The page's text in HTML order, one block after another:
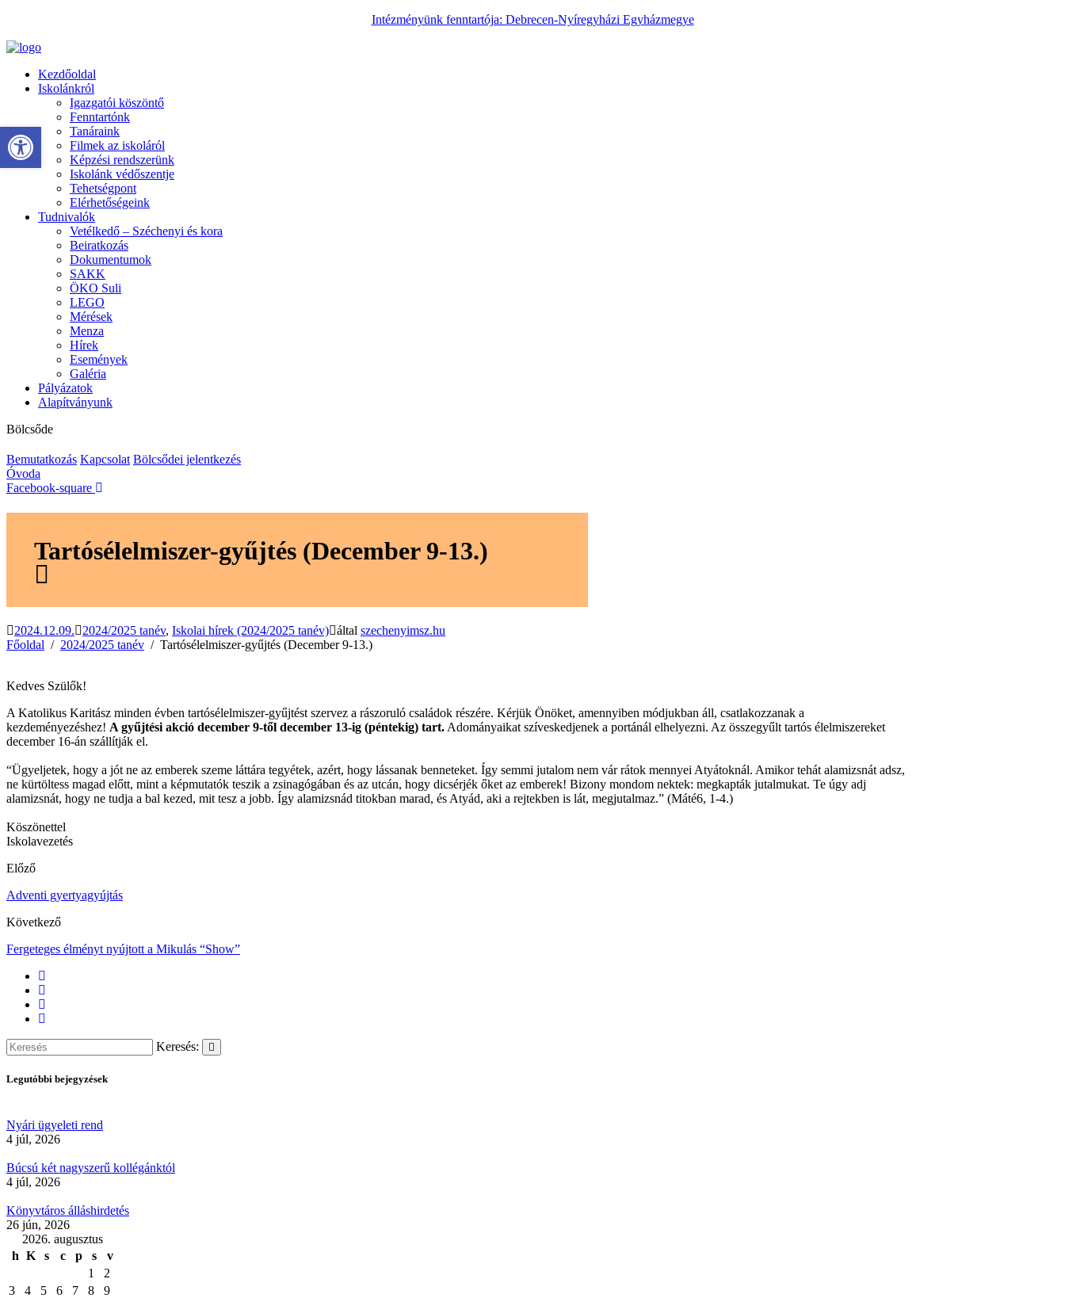
Intézményünk fenntartója: Debrecen-Nyíregyházi Egyházmegye
Kezdőoldal
Iskolánkról
Igazgatói köszöntő
Fenntartónk
Tanáraink
Filmek az iskoláról
Képzési rendszerünk
Iskolánk védőszentje
Tehetségpont
Elérhetőségeink
Tudnivalók
Vetélkedő – Széchenyi és kora
Beiratkozás
Dokumentumok
SAKK
ÖKO Suli
LEGO
Mérések
Menza
Hírek
Események
Galéria
Pályázatok
Alapítványunk
Bölcsőde
Bemutatkozás Kapcsolat Bölcsődei jelentkezés
Óvoda
Facebook-square
Tartósélelmiszer-gyűjtés (December 9-13.)
2024.12.09. 2024/2025 tanév, Iskolai hírek (2024/2025 tanév) által szechenyimsz.hu
Főoldal
2024/2025 tanév Tartósélelmiszer-gyűjtés (December 9-13.)
Kedves Szülők!
A Katolikus Karitász minden évben tartósélelmiszer-gyűjtést szervez a rászoruló családok részére. Kérjük Önöket, amennyiben módjukban áll, csatlakozzanak a
kezdeményezéshez! A gyűjtési akció december 9-től december 13-ig (péntekig) tart. Adományaikat szíveskedjenek a portánál elhelyezni. Az összegyűlt tartós élelmiszereket
december 16-án szállítják el.
“Ügyeljetek, hogy a jót ne az emberek szeme láttára tegyétek, azért, hogy lássanak benneteket. Így semmi jutalom nem vár rátok mennyei Atyátoknál. Amikor tehát alamizsnát adsz,
ne kürtöltess magad előtt, mint a képmutatók teszik a zsinagógában és az utcán, hogy dicsérjék őket az emberek! Bizony mondom nektek: megkapták jutalmukat. Te úgy adj
alamizsnát, hogy ne tudja a bal kezed, mit tesz a jobb. Így alamizsnád titokban marad, és Atyád, aki a rejtekben is lát, megjutalmaz.” (Máté6, 1-4.)
Köszönettel
Iskolavezetés
Előző
Adventi gyertyagyújtás
Következő
Fergeteges élményt nyújtott a Mikulás “Show”
Keresés:
Legutóbbi bejegyzések
Nyári ügyeleti rend
4 júl, 2026
Búcsú két nagyszerű kollégánktól
4 júl, 2026
Könyvtáros álláshirdetés
26 jún, 2026
2026. augusztus
h K s c p s
v
1
2
3
4 5 6 7 8
9
Eszköztár megnyitása